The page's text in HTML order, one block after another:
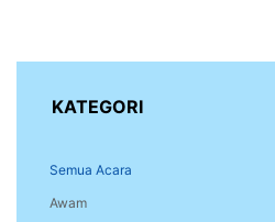
KATEGORI
Semua Acara
Awam